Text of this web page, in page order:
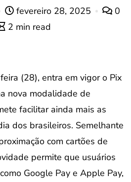
fevereiro 28, 2025
0
2 min read
(28), entra em vigor o Pix
nova modalidade de
facilitar ainda mais as
dos brasileiros. Semelhante
com cartões de
permite que usuários
Google Pay e Apple Pay,